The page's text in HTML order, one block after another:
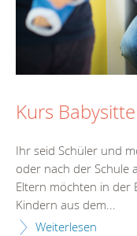
Kurs
Ihr seid Schüler und
oder nach der Schule
Eltern möchten in der
Kindern aus dem...
Weiterlesen